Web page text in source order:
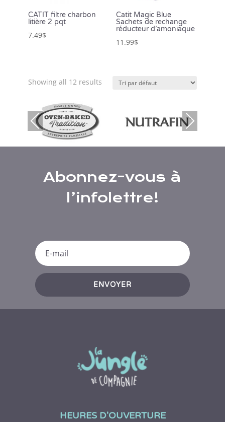
CATIT filtre charbon
litière 2 pqt
7.49$
Catit Magic Blue
Sachets de rechange
réducteur d’amoniaque
11.99$
Showing all 12 results
Previous Next
Abonnez-vous à
l’infolettre!
ENVOYER
HEURES D'OUVERTURE